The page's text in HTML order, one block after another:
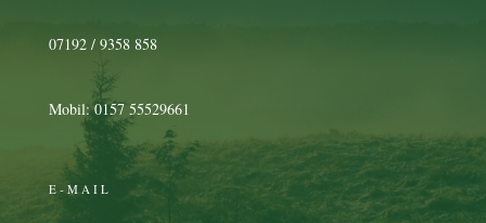
07192 / 9358 858
Mobil: 0157 55529661
E-MAIL